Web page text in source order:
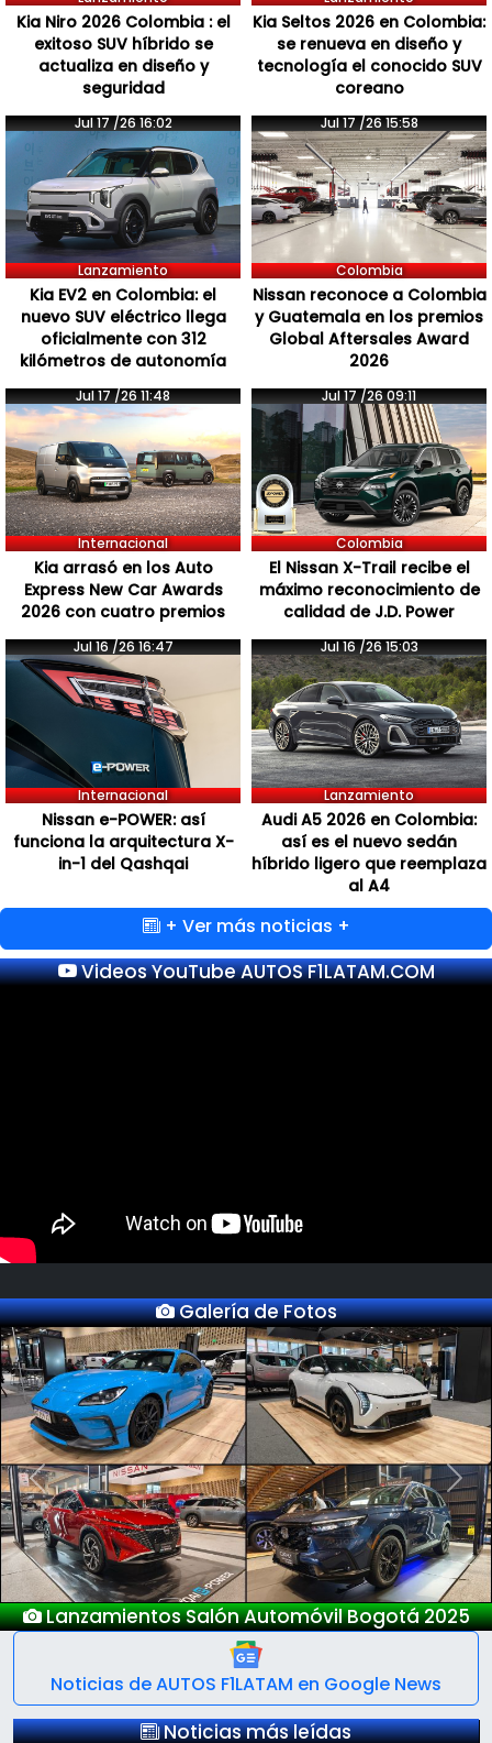
Kia Niro 2026 Colombia : el
exitoso SUV híbrido se
actualiza en diseño y
seguridad
Kia Seltos 2026 en Colombia:
se renueva en diseño y
tecnología el conocido SUV
coreano
Jul 17 /26 16:02
Lanzamiento
Kia EV2 en Colombia: el
nuevo SUV eléctrico llega
oficialmente con 312
kilómetros de autonomía
Jul 17 /26 15:58
Colombia
Nissan reconoce a Colombia
y Guatemala en los premios
Global Aftersales Award
2026
Jul 17 /26 11:48
Internacional
Kia arrasó en los Auto
Express New Car Awards
2026 con cuatro premios
Jul 17 /26 09:11
Colombia
El Nissan X-Trail recibe el
máximo reconocimiento de
calidad de J.D. Power
Jul 16 /26 16:47
Internacional
Nissan e-POWER: así
funciona la arquitectura X-
in-1 del Qashqai
Jul 16 /26 15:03
Lanzamiento
Audi A5 2026 en Colombia:
así es el nuevo sedán
híbrido ligero que reemplaza
al A4
+ Ver más noticias +
Videos YouTube AUTOS F1LATAM.COM
Galería de Fotos
Bogotá 2025 Nuevo Deepal
Previous Next
Noticias de AUTOS F1LATAM en Google News
Noticias más leídas